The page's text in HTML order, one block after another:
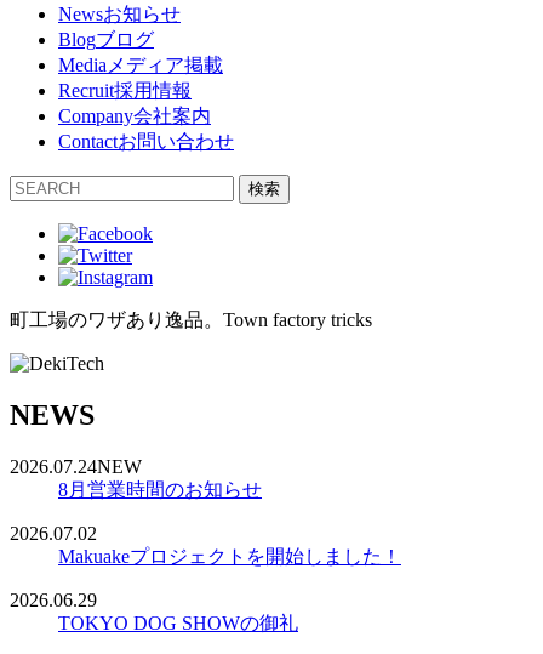
Newsお知らせ
Blogブログ
Media メディア掲載
Recruit採用情報
Company会社案内
Contactお問い合わせ
検索
町工場のワザあり逸品。 Town factory tricks
NEWS
2026.07.24NEW
8月営業時間のお知らせ
2026.07.02
Makuakeプロジェクトを開始しました！
2026.06.29
TOKYO DOG SHOWの御礼